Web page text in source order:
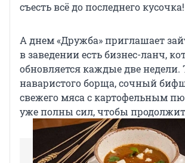
съесть всё до последнего кусочка!
А днем «Дружба» приглашает
в заведении есть бизнес-ланч,
обновляется каждые две недели.
наваристого борща, сочный
свежего мяса с картофельным
уже полны сил, чтобы